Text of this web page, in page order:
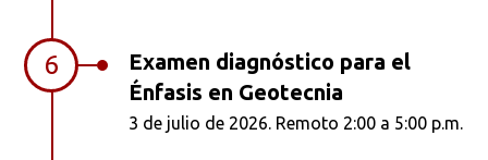
6
Examen diagnóstico para el
Énfasis en Geotecnia
3 de julio de 2026. Remoto 2:00 a 5:00 p.m.